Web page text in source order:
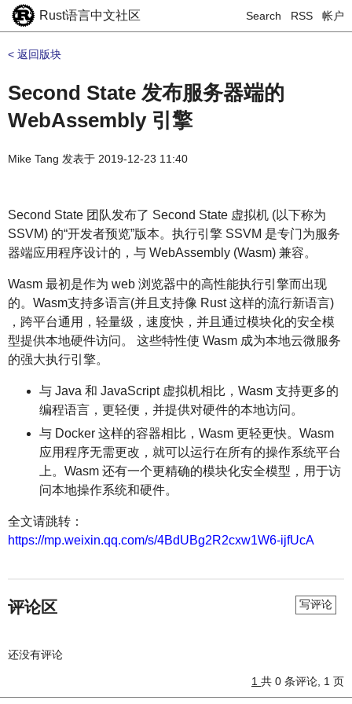
Rust语言中文社区 Search RSS 帐户
< 返回版块
Second State 发布服务器端的
WebAssembly 引擎
Mike Tang 发表于 2019-12-23 11:40
Second State 团队发布了 Second State 虚拟机 (以下称为
SSVM) 的“开发者预览”版本。执行引擎 SSVM 是专门为服务
器端应用程序设计的，与 WebAssembly (Wasm) 兼容。
Wasm 最初是作为 web 浏览器中的高性能执行引擎而出现
的。Wasm支持多语言(并且支持像 Rust 这样的流行新语言)
，跨平台通用，轻量级，速度快，并且通过模块化的安全模
型提供本地硬件访问。 这些特性使 Wasm 成为本地云微服务
的强大执行引擎。
与 Java 和 JavaScript 虚拟机相比，Wasm 支持更多的
编程语言，更轻便，并提供对硬件的本地访问。
与 Docker 这样的容器相比，Wasm 更轻更快。Wasm
应用程序无需更改，就可以运行在所有的操作系统平台
上。Wasm 还有一个更精确的模块化安全模型，用于访
问本地操作系统和硬件。
全文请跳转：
https://mp.weixin.qq.com/s/4BdUBg2R2cxw1W6-ijfUcA
评论区 写评论
还没有评论
1 共 0 条评论, 1 页